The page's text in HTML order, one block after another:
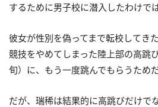
するために男子校に潜入したわけでは
彼女が性別を偽ってまで転校してき
競技をやめてしまった陸上部の高跳
旬）に、もう一度跳んでもらうためだ
だが、瑞稀は結果的に高跳びだけで